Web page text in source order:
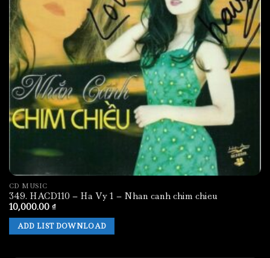
CD MUSIC
349. HACD110 – Ha Vy 1 – Nhan canh chim chieu
10,000.00 ₫
ADD LIST DOWNLOAD